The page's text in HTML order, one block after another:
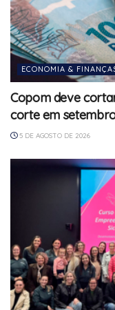
ECONOMIA &
Copom deve
corte em
5 DE AGOSTO DE 2026